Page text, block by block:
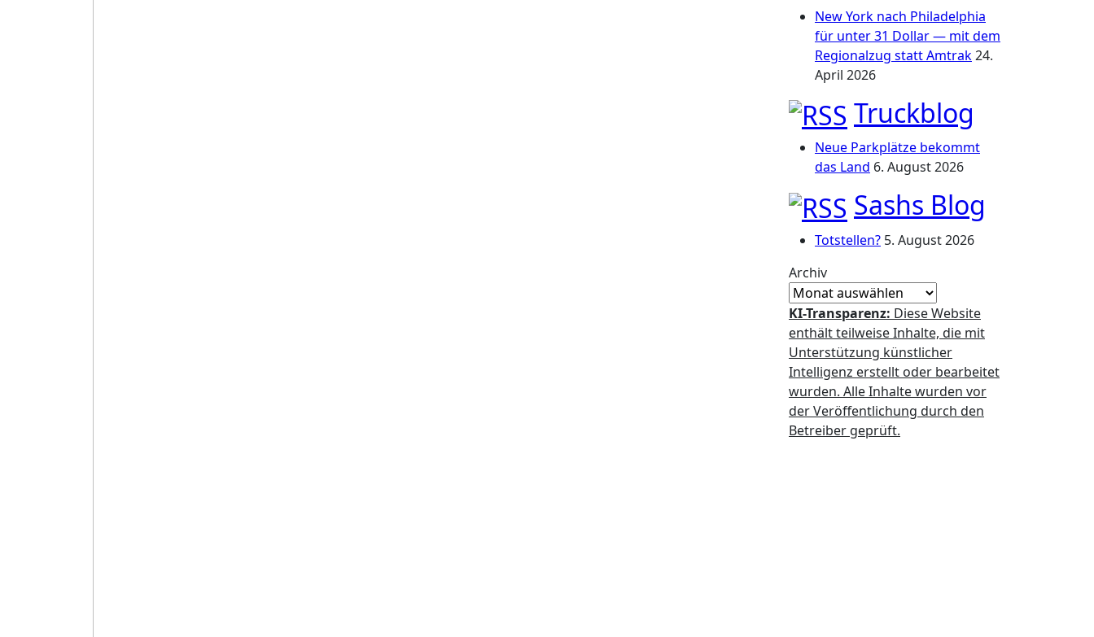
New York nach Philadelphia
für unter 31 Dollar — mit dem
Regionalzug statt Amtrak24.
April 2026
Truckblog
Neue Parkplätze bekommt
das Land 6. August 2026
Sashs Blog
Totstellen? 5. August 2026
Archiv
KI-Transparenz: Diese Website
enthält teilweise Inhalte, die mit
Unterstützung künstlicher
Intelligenz erstellt oder bearbeitet
wurden. Alle Inhalte wurden vor
der Veröffentlichung durch den
Betreiber geprüft.